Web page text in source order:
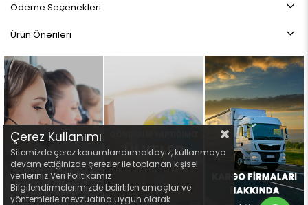
Ödeme Seçenekleri
Ürün Önerileri
Çerez Kullanımı
Sitemizde çerez konumlandırmaktayız, kullanmaya
devam ettiğinizde çerezler ile toplanan kişisel
verileriniz Veri Politikamız
Bilgilendirmelerimizde belirtilen amaçlar ve
yöntemlerle mevzuatına uygun olarak